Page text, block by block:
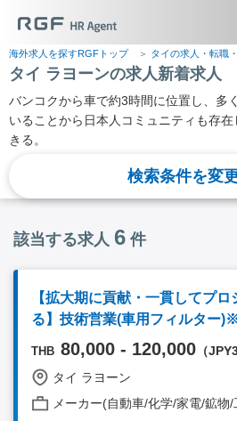
海外求人を探すRGFトップ タイの求人・転職
タイ ラヨーンの求人新着求人
バンコクから車で約3時間に位置し、多
いることから日本人コミュニティも存
きる。
検索条件を変
該当する求人 6 件
【拡大期に貢献・一貫してプ
る】技術営業(車用フィルター
THB 80,000 - 120,000 （
タイ ラヨーン
メーカー(自動車/化学/家電/鉱